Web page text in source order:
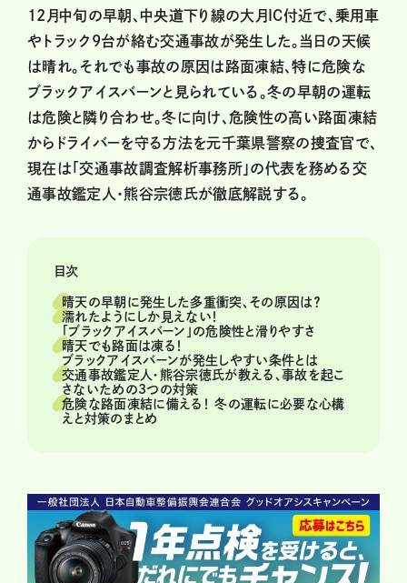
12月中旬の早朝、中央道下り線の大月IC付近で、乗用車
やトラック9台が絡む交通事故が発生した。当日の天候
は晴れ。それでも事故の原因は路面凍結、特に危険な
ブラックアイスバーンと見られている。冬の早朝の運転
は危険と隣り合わせ。冬に向け、危険性の高い路面凍結
からドライバーを守る方法を元千葉県警察の捜査官で、
現在は「交通事故調査解析事務所」の代表を務める交
通事故鑑定人・熊谷宗徳氏が徹底解説する。
目次
晴天の早朝に発生した多重衝突、その原因は？
濡れたようにしか見えない！
「ブラックアイスバーン」の危険性と滑りやすさ
晴天でも路面は凍る！
ブラックアイスバーンが発生しやすい条件とは
交通事故鑑定人・熊谷宗徳氏が教える、事故を起こ
さないための3つの対策
危険な路面凍結に備える！ 冬の運転に必要な心構
えと対策のまとめ